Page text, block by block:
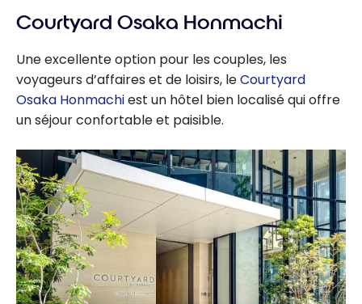
Courtyard Osaka Honmachi
Une excellente option pour les couples, les
voyageurs d’affaires et de loisirs, leCourtyard
Osaka Honmachiest un hôtel bien localisé qui offre
un séjour confortable et paisible.